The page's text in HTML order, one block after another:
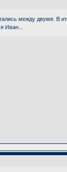
между двумя. В
Иван...